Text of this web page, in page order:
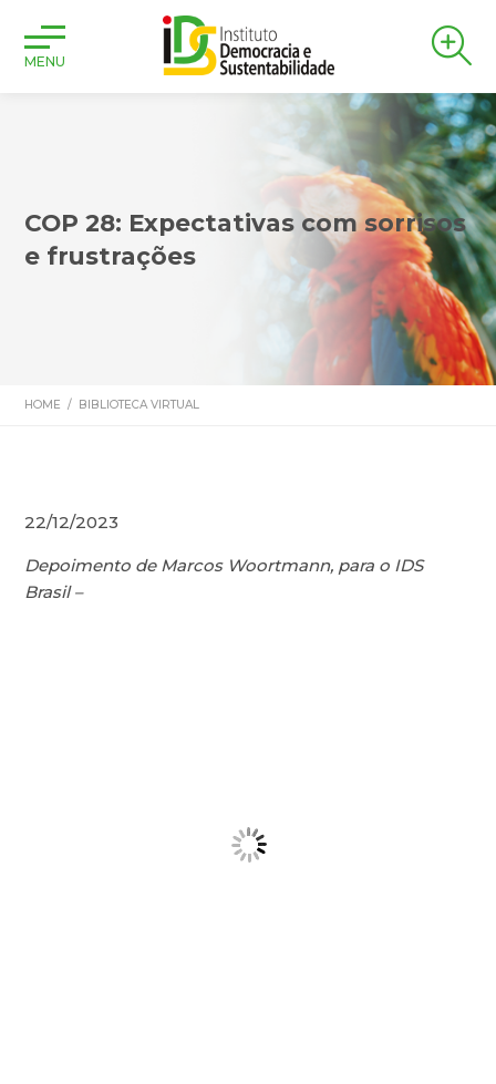
MENU
COP 28: Expectativas com sorrisos
e frustrações
HOME / BIBLIOTECA VIRTUAL
22/12/2023
Depoimento de Marcos Woortmann, para o IDS
Brasil –